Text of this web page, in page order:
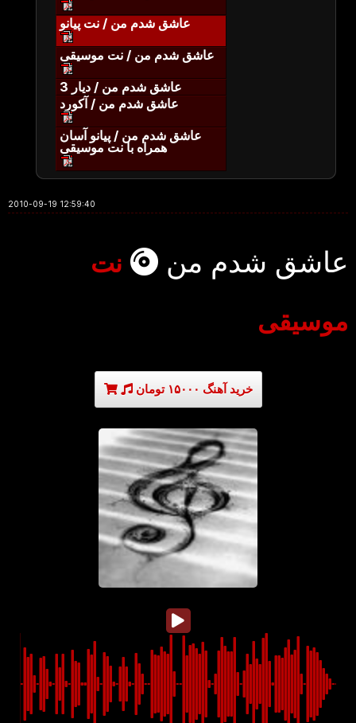
عاشق شدم من / نت پیانو
عاشق شدم من / نت موسیقی
عاشق شدم من / دیار 3
عاشق شدم من / آکورد
عاشق شدم من / پیانو آسان
همراه با نت موسیقی
2010-09-19 12:59:40
عاشق شدم من نت
موسیقی
خرید آهنگ ۱۵۰۰۰ تومان